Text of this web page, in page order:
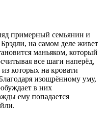
примерный семьянин и
на самом деле живет
маньяком, который
все шаги наперёд,
которых на кровати
изощрённому уму,
в них
ему попадается